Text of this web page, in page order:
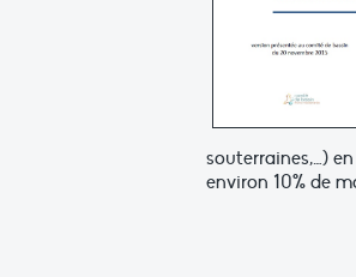
souterraines,…)
environ 10% de